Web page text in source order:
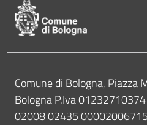
Contatti
Comune di Bologna, Piazza
Bologna P.Iva 01232710374
02008 02435